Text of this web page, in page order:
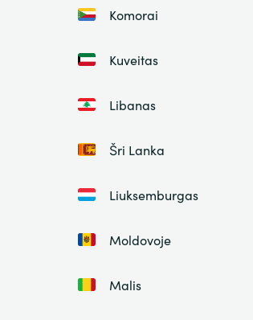
Komorai
Kuveitas
Libanas
Šri Lanka
Liuksemburgas
Moldovoje
Malis